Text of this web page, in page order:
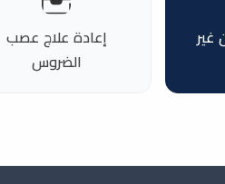
غير
إعادة علاج عصب
الضروس